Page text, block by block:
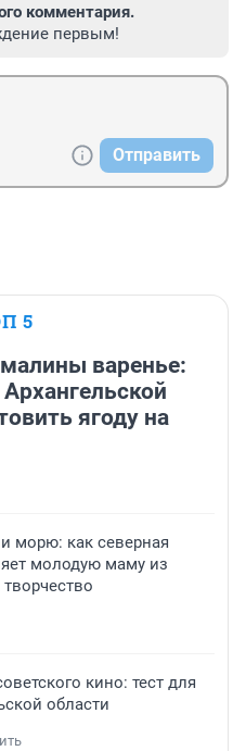
комментария.
первым!
Отправить
5
варенье:
ягоду на
морю: как северная
молодую маму из
кино: тест для
области